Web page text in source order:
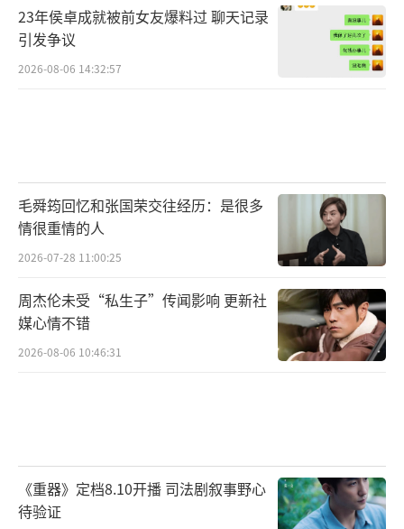
23年侯卓成就被前女友爆料过 聊天记录
引发争议
2026-08-06 14:32:57
毛舜筠回忆和张国荣交往经历：是很多
情很重情的人
2026-07-28 11:00:25
周杰伦未受“私生子”传闻影响 更新社
媒心情不错
2026-08-06 10:46:31
《重器》定档8.10开播 司法剧叙事野心
待验证